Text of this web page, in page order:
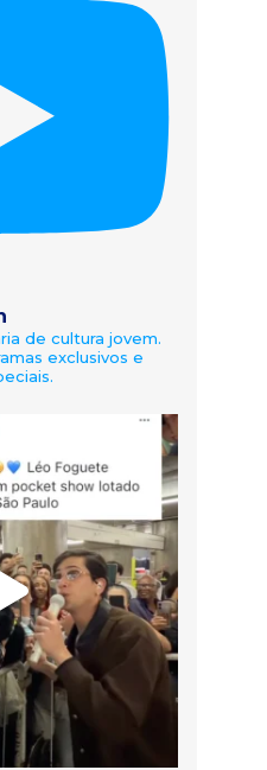
de cultura jovem.
exclusivos e